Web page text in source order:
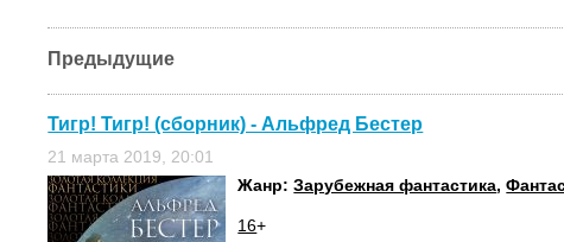
Предыдущие
Тигр! Тигр! (сборник) - Альфред Бестер
21 марта 2019, 20:01
Жанр:Зарубежная фантастика,
16+